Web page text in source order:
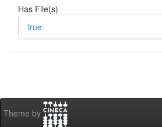
Has File(s)
true
Theme by